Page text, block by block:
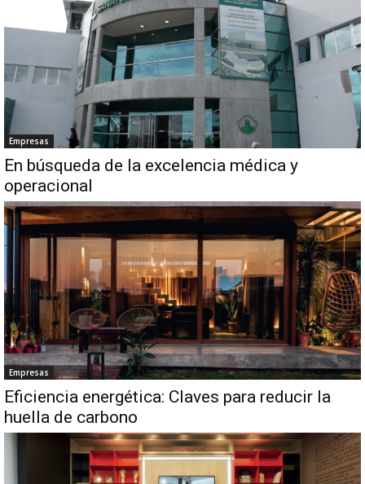
Empresas
En búsqueda de la excelencia médica y
operacional
Empresas
Eficiencia energética: Claves para reducir la
huella de carbono